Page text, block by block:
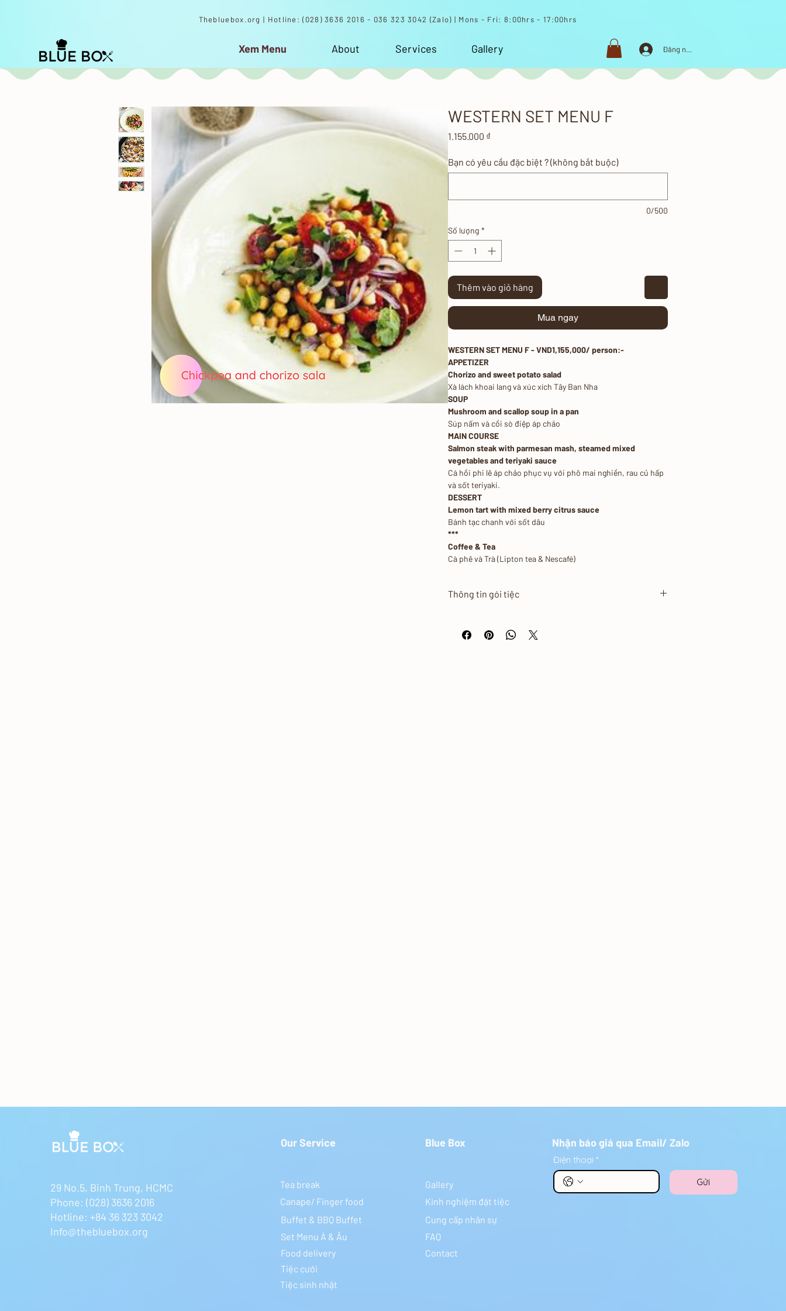
​Thebluebox.org | Hotline: (028) 3636 2016 - 036 323 3042 (Zalo) | Mons - Fri: 8:00hrs - 17:00hrs​
Xem Menu About Services Gallery Đăng nhập
WESTERN SET MENU F
1.155.000 ₫
Bạn có yêu cầu đặc biệt ? (không bắt buộc)
0/500
Số lượng *
Thêm vào giỏ hàng
Mua ngay
WESTERN SET MENU F - VND1,155,000/ person:-
APPETIZER
Chorizo and sweet potato salad
Xà lách khoai lang và xúc xích Tây Ban Nha
SOUP
Mushroom and scallop soup in a pan
Súp nấm và cồi sò điệp áp chảo
MAIN COURSE
Salmon steak with parmesan mash, steamed mixed
vegetables and teriyaki sauce
Cá hồi phi lê áp chảo phục vụ với phô mai nghiền, rau củ hấp
và sốt teriyaki.
DESSERT
Lemon tart with mixed berry citrus sauce
Bánh tạc chanh với sốt dâu
***
Coffee & Tea
Cà phê và Trà (Lipton tea & Nescafé)
Thông tin gói tiệc
Liên hệ với Blue Box số lượng khách tiệc dưới 30.
Chưa Bao gồm: Nước uống và Phí Outside Catering (vận
29 No.5, Binh Trung, HCMC
Phone: (028) 3636 2016
Hotline: +84 36 323 3042
Info@thebluebox.org
Our Service
Tea break
Canape/ Finger food
Buffet & BBQ Buffet
​Set Menu Á & Âu
Food delivery
Tiệc cưới
Tiệc sinh nhật
Blue Box
Gallery
Kinh nghiệm đặt tiệc
Cung cấp nhân sự
FAQ
Contact
Nhận báo giá qua Email/ Zalo
Điện thoại *
Gửi